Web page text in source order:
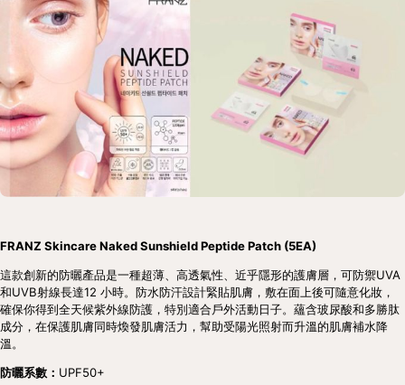
FRANZ Skincare Naked Sunshield Peptide Patch (5EA)
這款創新的防曬產品是一種超薄、高透氣性、近乎隱形的護膚層，可防禦UVA
和UVB射線長達12 小時。防水防汗設計緊貼肌膚，敷在面上後可隨意化妝，
確保你得到全天候紫外線防護，特別適合戶外活動日子。蘊含玻尿酸和多勝肽
成分，在保護肌膚同時煥發肌膚活力，幫助受陽光照射而升溫的肌膚補水降
溫。
防曬系數： UPF50+